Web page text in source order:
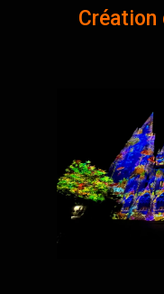
Création